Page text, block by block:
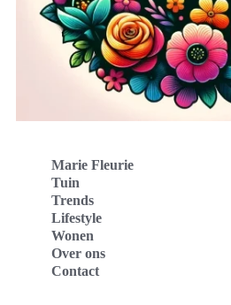
Marie Fleurie
Tuin
Trends
Lifestyle
Wonen
Over ons
Contact